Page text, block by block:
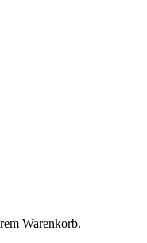
Warenkorb.